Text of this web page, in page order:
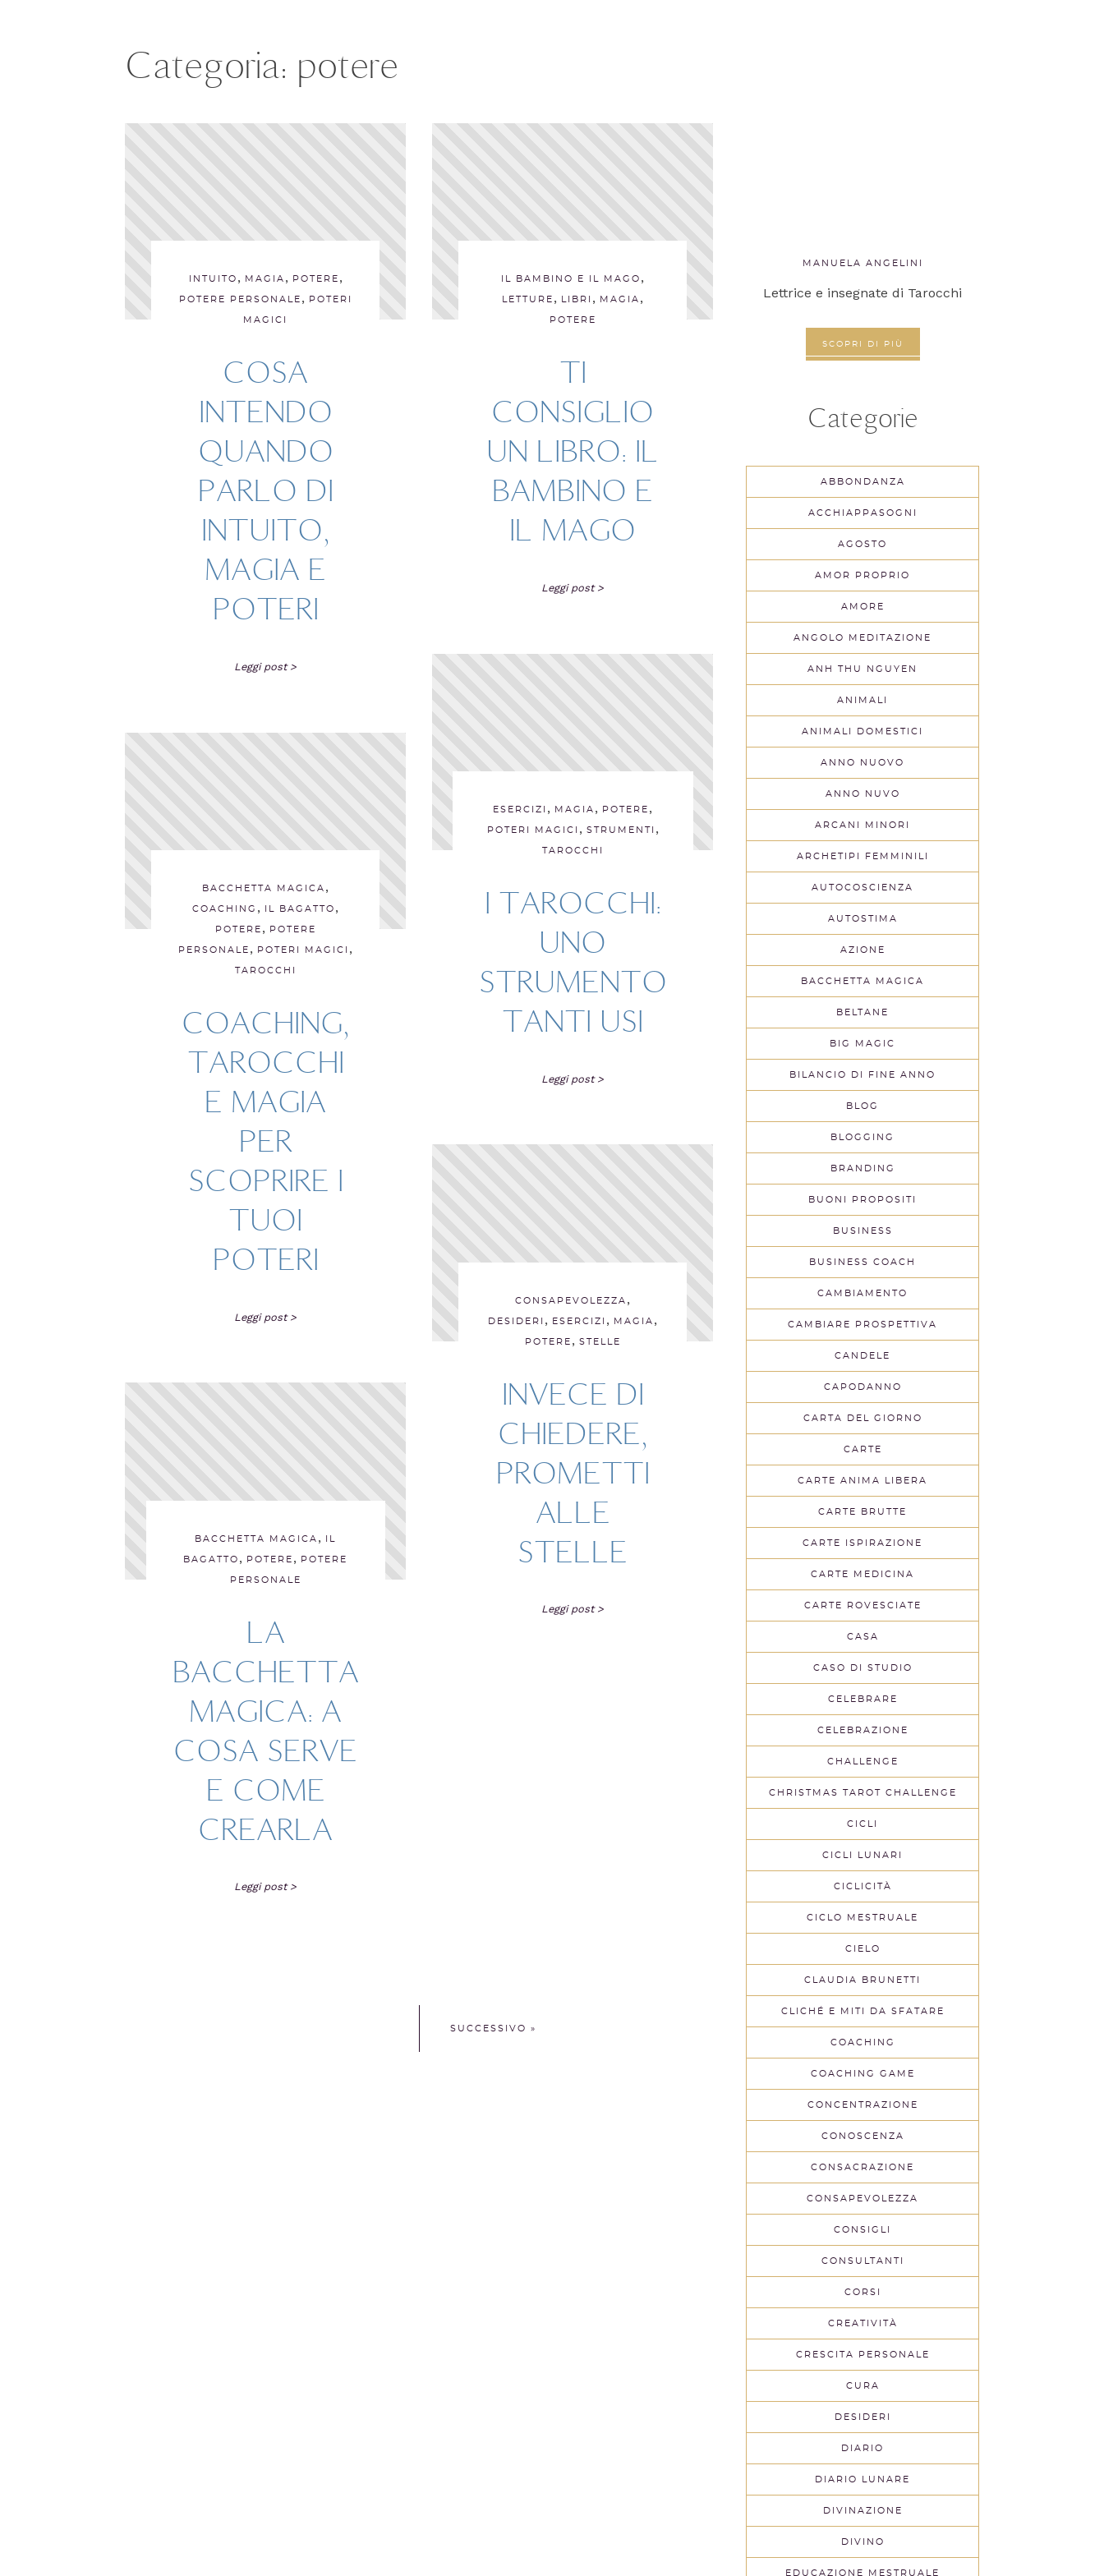
Categoria: potere
INTUITO , MAGIA , POTERE ,
POTERE PERSONALE , POTERI
MAGICI
COSA
INTENDO
QUANDO
PARLO DI
INTUITO,
MAGIA E
POTERI
Leggi post >
BACCHETTA MAGICA ,
COACHING , IL BAGATTO ,
POTERE , POTERE
PERSONALE , POTERI MAGICI ,
TAROCCHI
COACHING,
TAROCCHI
E MAGIA
PER
SCOPRIRE I
TUOI
POTERI
Leggi post >
BACCHETTA MAGICA ,
BAGATTO , POTERE , POTERE
PERSONALE
LA
BACCHETTA
MAGICA: A
COSA SERVE
E COME
CREARLA
Leggi post >
IL BAMBINO E IL MAGO ,
LETTURE , LIBRI , MAGIA ,
POTERE
TI
CONSIGLIO
UN LIBRO: IL
BAMBINO E
IL MAGO
Leggi post >
ESERCIZI , MAGIA , POTERE ,
POTERI MAGICI , STRUMENTI ,
TAROCCHI
I TAROCCHI:
UNO
STRUMENTO
TANTI USI
Leggi post >
CONSAPEVOLEZZA ,
DESIDERI , ESERCIZI , MAGIA ,
POTERE , STELLE
INVECE DI
CHIEDERE,
PROMETTI
ALLE
STELLE
Leggi post >
SUCCESSIVO »
MANUELA ANGELINI
Lettrice e insegnate di Tarocchi
SCOPRI DI PIÙ
Categorie
ABBONDANZA
ACCHIAPPASOGNI
AGOSTO
AMOR PROPRIO
AMORE
ANGOLO MEDITAZIONE
ANH THU NGUYEN
ANIMALI
ANIMALI DOMESTICI
ANNO NUOVO
ANNO NUVO
ARCANI MINORI
ARCHETIPI FEMMINILI
AUTOCOSCIENZA
AUTOSTIMA
AZIONE
BACCHETTA MAGICA
BELTANE
BIG MAGIC
BILANCIO DI FINE ANNO
BLOG
BLOGGING
BRANDING
BUONI PROPOSITI
BUSINESS
BUSINESS COACH
CAMBIAMENTO
CAMBIARE PROSPETTIVA
CANDELE
CAPODANNO
CARTA DEL GIORNO
CARTE
CARTE ANIMA LIBERA
CARTE BRUTTE
CARTE ISPIRAZIONE
CARTE MEDICINA
CARTE ROVESCIATE
CASA
CASO DI STUDIO
CELEBRARE
CELEBRAZIONE
CHALLENGE
CHRISTMAS TAROT CHALLENGE
CICLI
CICLI LUNARI
CICLICITÀ
CICLO MESTRUALE
CIELO
CLAUDIA BRUNETTI
CLICHÉ E MITI DA SFATARE
COACHING
COACHING GAME
CONCENTRAZIONE
CONOSCENZA
CONSACRAZIONE
CONSAPEVOLEZZA
CONSIGLI
CONSULTANTI
CORSI
CREATIVITÀ
CRESCITA PERSONALE
CURA
DESIDERI
DIARIO
DIARIO LUNARE
DIVINAZIONE
DIVINO
EDUCAZIONE MESTRUALE